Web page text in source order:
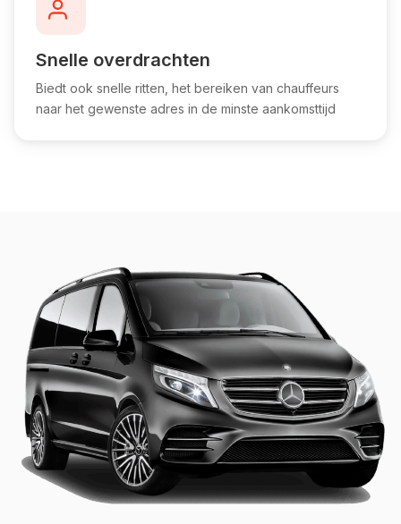
Snelle overdrachten
Biedt ook snelle ritten, het bereiken van chauffeurs
naar het gewenste adres in de minste aankomsttijd